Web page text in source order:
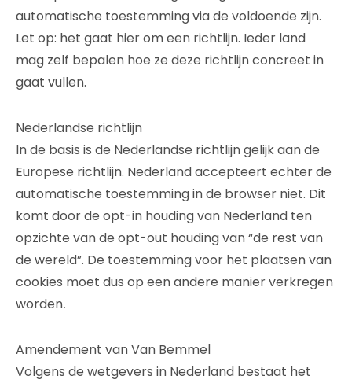
automatische toestemming via de voldoende zijn.
Let op: het gaat hier om een richtlijn. Ieder land
mag zelf bepalen hoe ze deze richtlijn concreet in
gaat vullen.
Nederlandse richtlijn
In de basis is de Nederlandse richtlijn gelijk aan de
Europese richtlijn. Nederland accepteert echter de
automatische toestemming in de browser niet. Dit
komt door de opt-in houding van Nederland ten
opzichte van de opt-out houding van “de rest van
de wereld”. De toestemming voor het plaatsen van
cookies moet dus op een andere manier verkregen
worden.
Amendement van Van Bemmel
Volgens de wetgevers in Nederland bestaat het